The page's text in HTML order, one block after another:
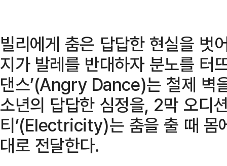
빌리에게 춤은 답답한 현실을 벗
지가 발레를 반대하자 분노를 터
댄스’(Angry Dance)는 철제 벽
소년의 답답한 심정을, 2막 오디
티’(Electricity)는 춤을 출 때 몸
대로 전달한다.